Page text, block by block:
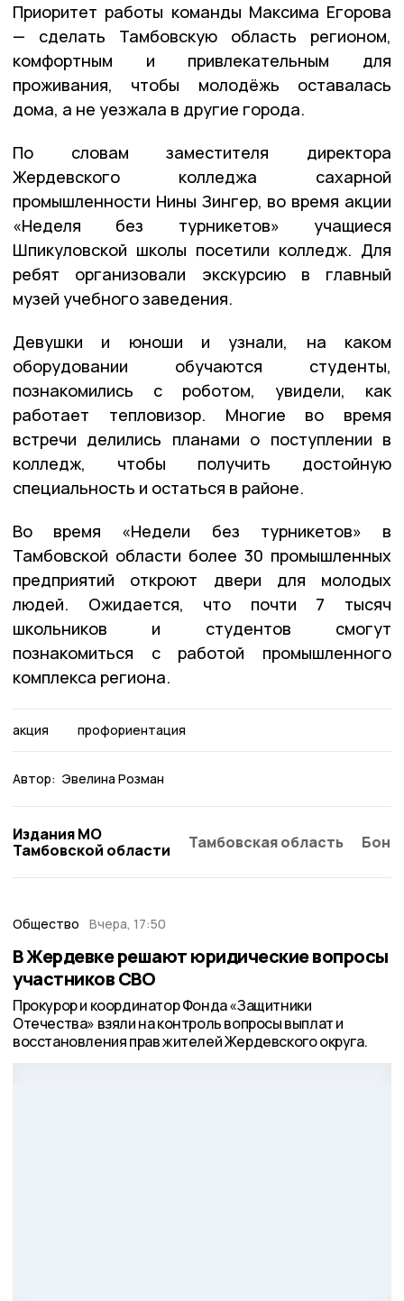
Приоритет работы команды Максима Егорова
— сделать Тамбовскую область регионом,
комфортным и привлекательным для
проживания, чтобы молодёжь оставалась
дома, а не уезжала в другие города.
По словам заместителя директора
Жердевского колледжа сахарной
промышленности Нины Зингер, во время акции
«Неделя без турникетов» учащиеся
Шпикуловской школы посетили колледж. Для
ребят организовали экскурсию в главный
музей учебного заведения.
Девушки и юноши и узнали, на каком
оборудовании обучаются студенты,
познакомились с роботом, увидели, как
работает тепловизор. Многие во время
встречи делились планами о поступлении в
колледж, чтобы получить достойную
специальность и остаться в районе.
Во время «Недели без турникетов» в
Тамбовской области более 30 промышленных
предприятий откроют двери для молодых
людей. Ожидается, что почти 7 тысяч
школьников и студентов смогут
познакомиться с работой промышленного
комплекса региона.
акция профориентация
Автор: Эвелина Розман
Издания МО
Тамбовской области
Тамбовская область
Общество Вчера, 17:50
В Жердевке решают юридические вопросы
участников СВО
Прокурор и координатор Фонда «Защитники
Отечества» взяли на контроль вопросы выплат и
восстановления прав жителей Жердевского округа.